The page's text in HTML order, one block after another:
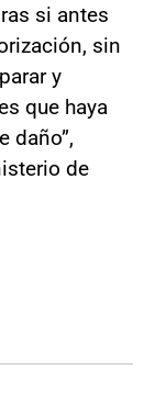
si antes
sin
y
que haya
daño”,
de